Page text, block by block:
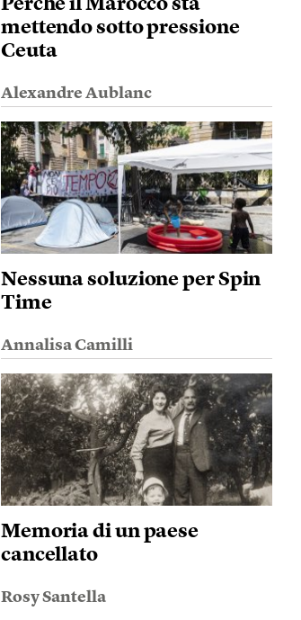
Perché il Marocco sta
mettendo sotto pressione
Ceuta
Alexandre Aublanc
Nessuna soluzione per Spin
Time
Annalisa Camilli
Memoria di un paese
cancellato
Rosy Santella